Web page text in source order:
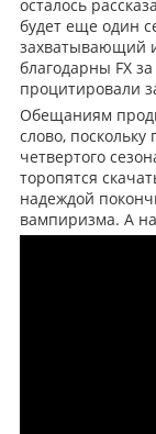
осталось
будет еще один
захватывающий
благодарны FX
процитировали
Обещаниям
слово,
четвертого
торопятся
надеждой
вампиризма. А